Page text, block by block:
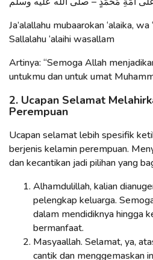
Ja’alallahu mubaarokan ‘alaika,
Sallalahu ‘alaihi wasallam
Artinya: “Semoga Allah
untukmu dan untuk umat
2. Ucapan Selamat
Perempuan
Ucapan selamat lebih spesifik
berjenis kelamin perempuan.
dan kecantikan jadi pilihan yang
Alhamdulillah, kalian
pelengkap keluarga.
dalam mendidiknya hingga
bermanfaat.
Masyaallah. Selamat, ya,
cantik dan menggemaskan